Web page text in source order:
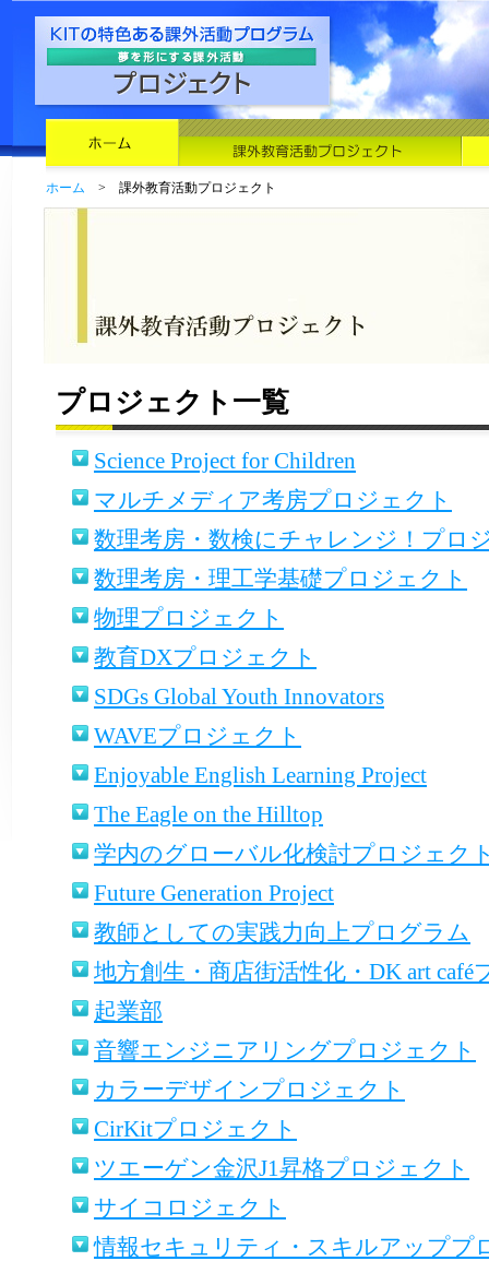
ホーム > 課外教育活動プロジェクト
プロジェクト一覧
Science Project for Children
マルチメディア考房プロジェクト
数理考房・数検にチャレンジ！プロ
数理考房・理工学基礎プロジェクト
物理プロジェクト
教育DXプロジェクト
SDGs Global Youth Innovators
WAVEプロジェクト
Enjoyable English Learning Project
The Eagle on the Hilltop
学内のグローバル化検討プロジェク
Future Generation Project
教師としての実践力向上プログラム
地方創生・商店街活性化・DK art café
起業部
音響エンジニアリングプロジェクト
カラーデザインプロジェクト
CirKitプロジェクト
ツエーゲン金沢J1昇格プロジェクト
サイコロジェクト
情報セキュリティ・スキルアッププ